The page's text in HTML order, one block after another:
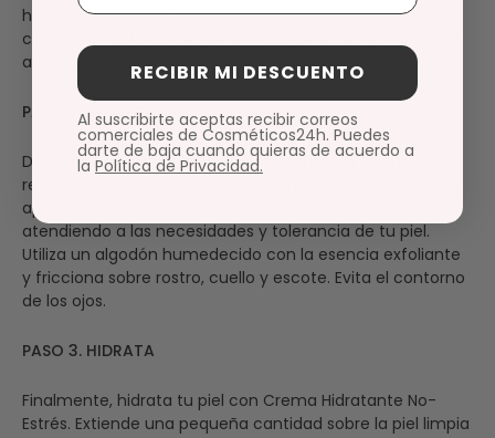
humedecida y realizando un masaje con movimientos
circulares hasta conseguir una espuma. Luego retira con
abundante agua.
PASO 2. RENUEVA
Después de la limpieza, aplica la esencia exfoliante para
retirar las células muertas de la superficie. Puedes
aplicarlos tanto por la mañana como por la noche,
atendiendo a las necesidades y tolerancia de tu piel.
Utiliza un algodón humedecido con la esencia exfoliante
y fricciona sobre rostro, cuello y escote. Evita el contorno
de los ojos.
PASO 3. HIDRATA
Finalmente, hidrata tu piel con Crema Hidratante No-
Estrés. Extiende una pequeña cantidad sobre la piel limpia
RECIBIR MI DESCUENTO
Al suscribirte aceptas recibir correos
comerciales de Cosméticos24h. Puedes
darte de baja cuando quieras de acuerdo a
la Política de Privacidad.